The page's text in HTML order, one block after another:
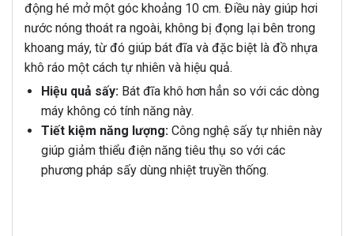
động hé mở một góc khoảng 10 cm. Điều này giúp hơi
nước nóng thoát ra ngoài, không bị đọng lại bên trong
khoang máy, từ đó giúp bát đĩa và đặc biệt là đồ nhựa
khô ráo một cách tự nhiên và hiệu quả.
Hiệu quả sấy:Bát đĩa khô hơn hẳn so với các dòng
máy không có tính năng này.
Tiết kiệm năng lượng:Công nghệ sấy tự nhiên này
giúp giảm thiểu điện năng tiêu thụ so với các
phương pháp sấy dùng nhiệt truyền thống.